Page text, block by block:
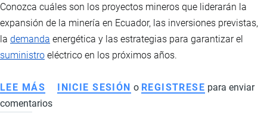
REORGANIZA
ESTADO
Conozca cuáles son los proyectos mineros que liderarán la
expansión de la minería en Ecuador, las inversiones previstas,
la demanda energética y las estrategias para garantizar el
suministro eléctrico en los próximos años.
LEE MÁS SOBRE
MINERÍA
INICIE SESIÓN o REGISTRESE para enviar
comentarios